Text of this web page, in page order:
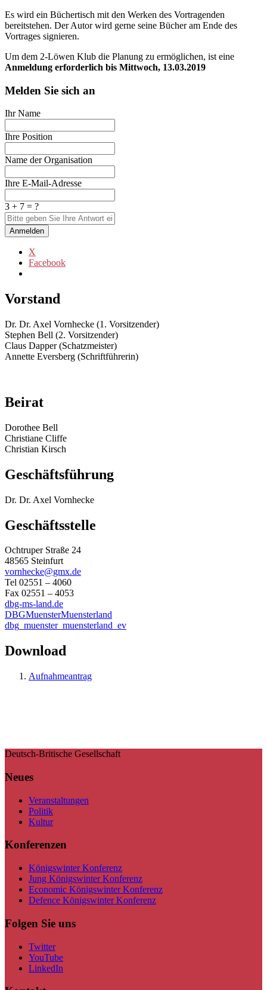
Es wird ein Büchertisch mit den Werken des Vortragenden
bereitstehen. Der Autor wird gerne seine Bücher am Ende des
Vortrages signieren.
Um dem 2-Löwen Klub die Planung zu ermöglichen, ist eine
Anmeldung erforderlich bis Mittwoch, 13.03.2019
Melden Sie sich an
Ihr Name
Ihre Position
Name der Organisation
Ihre E-Mail-Adresse
3 + 7 = ?
Anmelden
X
Facebook
Vorstand
Dr. Dr. Axel Vornhecke (1. Vorsitzender)
Stephen Bell (2. Vorsitzender)
Claus Dapper (Schatzmeister)
Annette Eversberg (Schriftführerin)
Beirat
Dorothee Bell
Christiane Cliffe
Christian Kirsch
Geschäftsführung
Dr. Dr. Axel Vornhecke
Geschäftsstelle
Ochtruper Straße 24
48565 Steinfurt
vornhecke@gmx.de
Tel 02551 – 4060
Fax 02551 – 4053
dbg-ms-land.de
DBGMuensterMuensterland
dbg_muenster_muensterland_ev
Download
Aufnahmeantrag
Deutsch-Britische Gesellschaft
Neues
Veranstaltungen
Politik
Kultur
Konferenzen
Königswinter Konferenz
Jung Königswinter Konferenz
Economic Königswinter Konferenz
Defence Königswinter Konferenz
Folgen Sie uns
Twitter
YouTube
LinkedIn